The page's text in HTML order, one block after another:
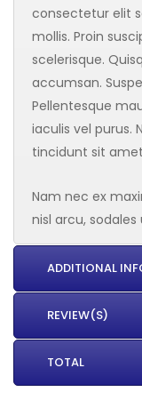
consectetur elit
mollis. Proin
scelerisque.
accumsan.
Pellentesque
iaculis vel purus.
tincidunt sit
Nam nec ex
nisl arcu,
ADDITIONAL
REVIEW(S)
TOTAL